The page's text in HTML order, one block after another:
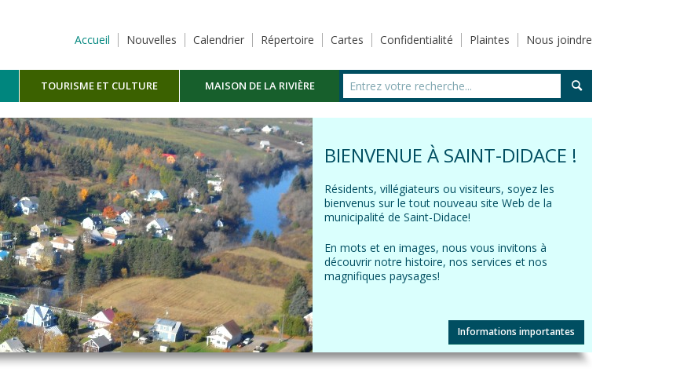
Accueil Nouvelles Calendrier Répertoire Cartes Confidentialité Plaintes Nous joindre
TOURISME ET CULTURE MAISON DE LA RIVIÈRE
MASKINONGÉ
BIENVENUE À SAINT-DIDACE !
Résidents, villégiateurs ou visiteurs, soyez les
bienvenus sur le tout nouveau site Web de la
municipalité de Saint-Didace!
En mots et en images, nous vous invitons à
découvrir notre histoire, nos services et nos
magnifiques paysages!
Informations importantes